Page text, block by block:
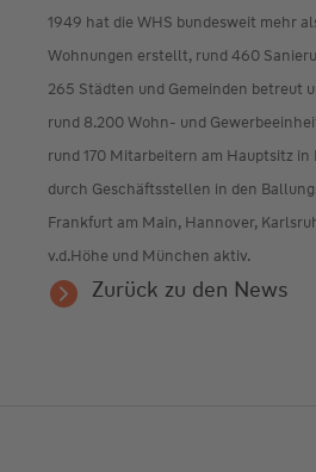
1949 hat die WHS bundesweit mehr
Wohnungen erstellt, rund 460
265 Städten und Gemeinden betreut
rund 8.200 Wohn- und
rund 170 Mitarbeitern am Hauptsitz in
durch Geschäftsstellen in den
Frankfurt am Main, Hannover,
v.d.Höhe und München aktiv.
Zurück zu den News